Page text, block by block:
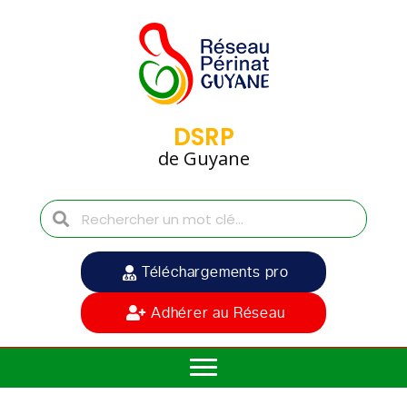
DSRP
de Guyane
Téléchargements pro
Adhérer au Réseau